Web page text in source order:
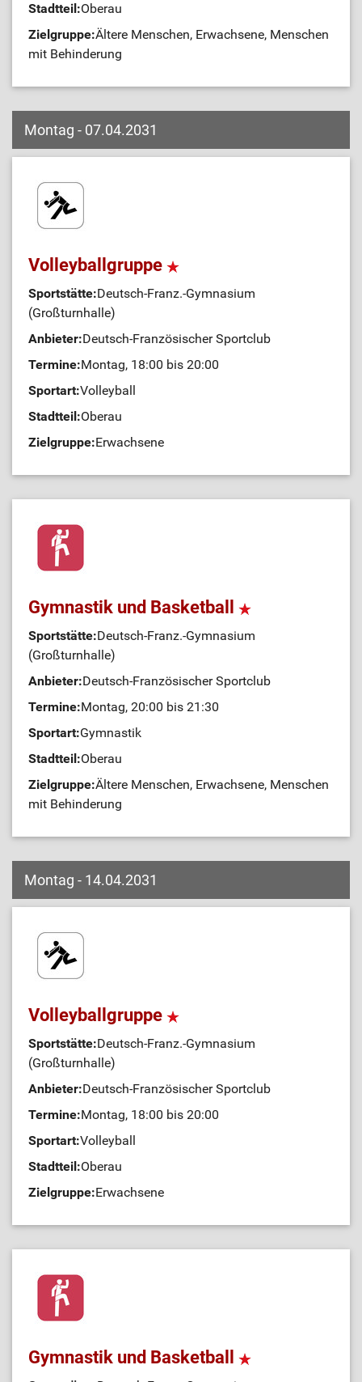
Stadtteil:Oberau
Zielgruppe:Ältere Menschen, Erwachsene, Menschen
mit Behinderung
Montag - 07.04.2031
Volleyballgruppe
Sportstätte:Deutsch-Franz.-Gymnasium
(Großturnhalle)
Anbieter:Deutsch-Französischer Sportclub
Termine:Montag, 18:00 bis 20:00
Sportart:Volleyball
Stadtteil:Oberau
Zielgruppe:Erwachsene
Gymnastik und Basketball
Sportstätte:Deutsch-Franz.-Gymnasium
(Großturnhalle)
Anbieter:Deutsch-Französischer Sportclub
Termine:Montag, 20:00 bis 21:30
Sportart:Gymnastik
Stadtteil:Oberau
Zielgruppe:Ältere Menschen, Erwachsene, Menschen
mit Behinderung
Montag - 14.04.2031
Volleyballgruppe
Sportstätte:Deutsch-Franz.-Gymnasium
(Großturnhalle)
Anbieter:Deutsch-Französischer Sportclub
Termine:Montag, 18:00 bis 20:00
Sportart:Volleyball
Stadtteil:Oberau
Zielgruppe:Erwachsene
Gymnastik und Basketball